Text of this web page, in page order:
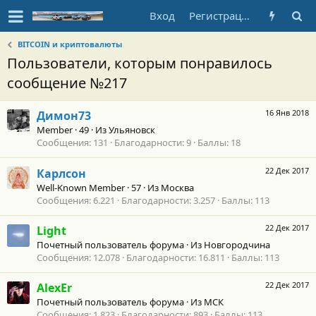
Вход Регистрация
BITCOIN и криптовалюты
Пользователи, которым понравилось
сообщение №217
16 Янв 2018
Димон73
Member ·49 · ИзУльяновск
Сообщения 131 Благодарности 9 Баллы 18
22 Дек 2017
Карлсон
Well-Known Member ·57 · Из Москва
Сообщения 6.221 Благодарности 3.257 Баллы 113
22 Дек 2017
Light
Почетный пользователь форума · Из Новгородчина
Сообщения 12.078 Благодарности 16.811 Баллы 113
22 Дек 2017
AlexEr
Почетный пользователь форума · Из МСК